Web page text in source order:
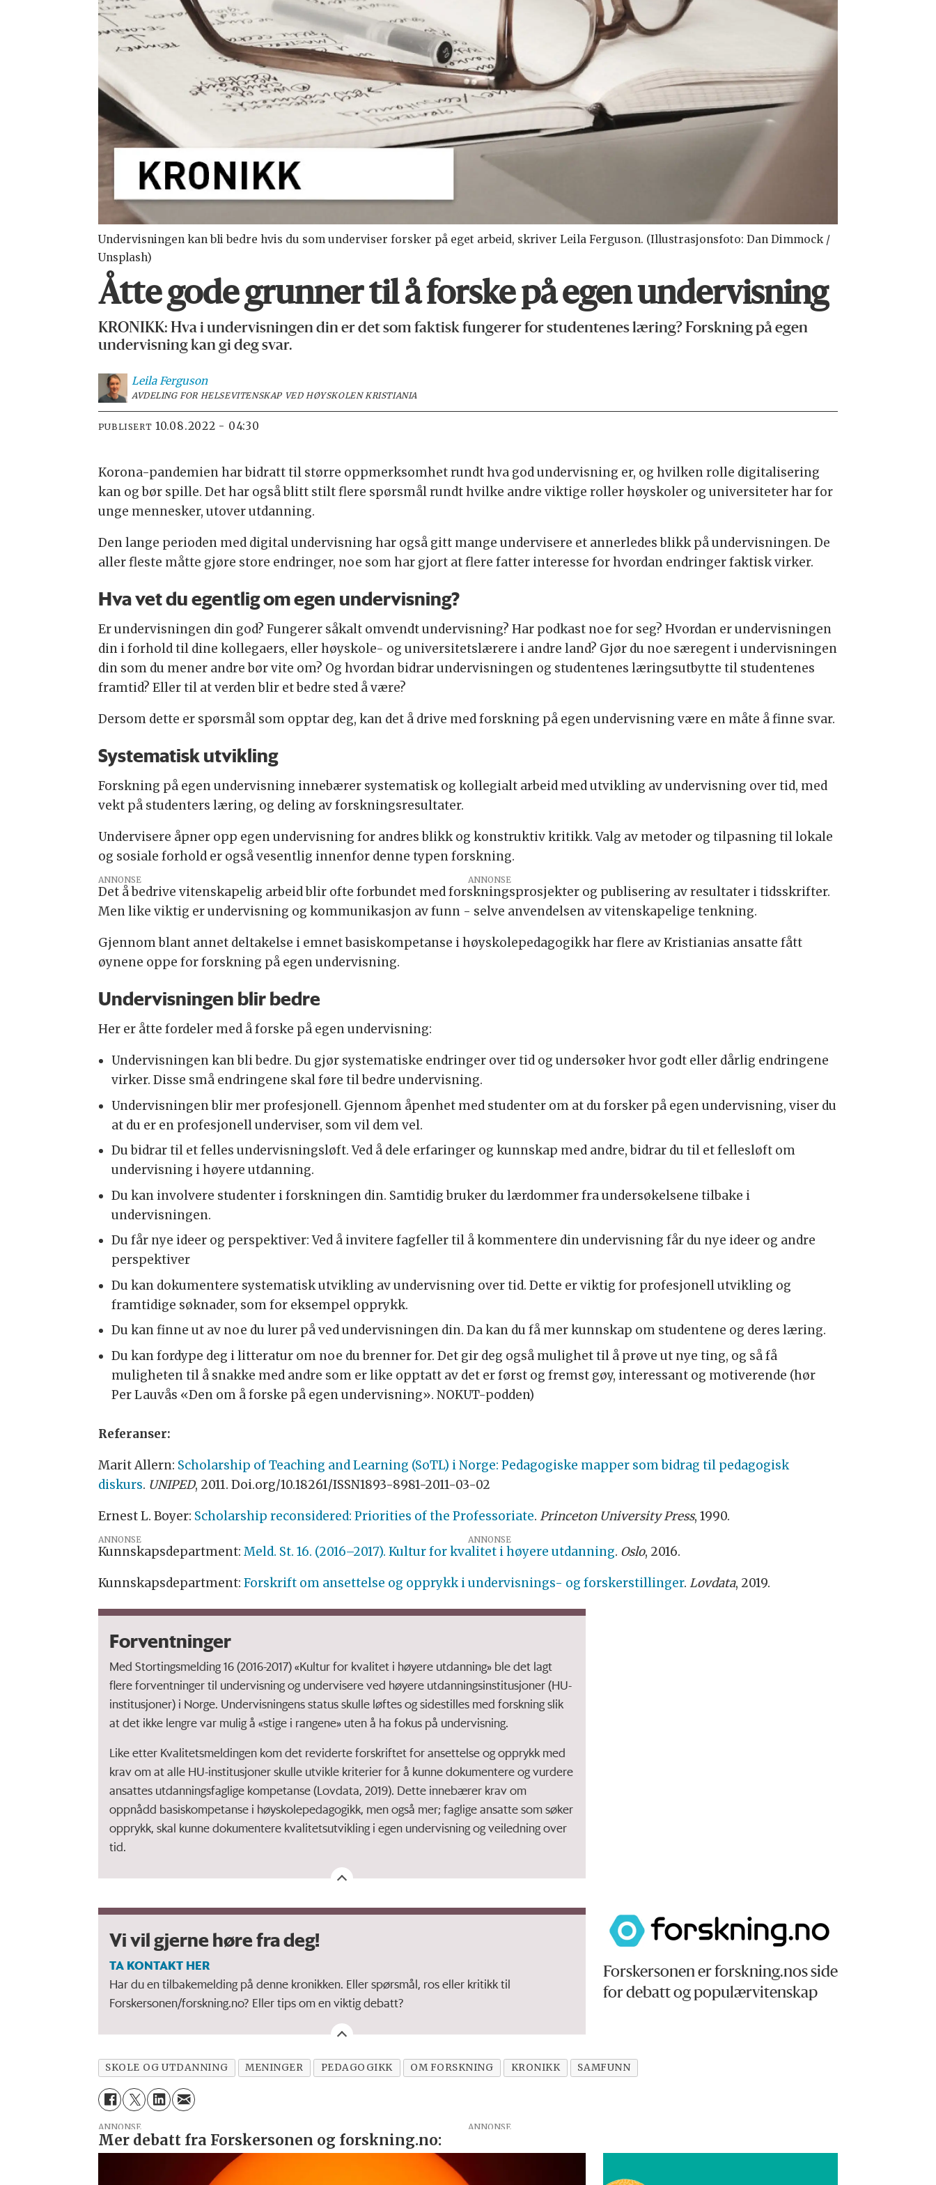
Undervisningen kan bli bedre hvis du som underviser forsker på eget arbeid, skriver Leila Ferguson. (Illustrasjonsfoto: Dan Dimmock /
Unsplash)
Åtte gode grunner til å forske på egen undervisning
KRONIKK: Hva i undervisningen din er det som faktisk fungerer for studentenes læring? Forskning på egen
undervisning kan gi deg svar.
Leila Ferguson
AVDELING FOR HELSEVITENSKAP VED HØYSKOLEN KRISTIANIA
PUBLISERT 10.08.2022 - 04:30
Korona-pandemien har bidratt til større oppmerksomhet rundt hva god undervisning er, og hvilken rolle digitalisering
kan og bør spille. Det har også blitt stilt flere spørsmål rundt hvilke andre viktige roller høyskoler og universiteter har for
unge mennesker, utover utdanning.
Den lange perioden med digital undervisning har også gitt mange undervisere et annerledes blikk på undervisningen. De
aller fleste måtte gjøre store endringer, noe som har gjort at flere fatter interesse for hvordan endringer faktisk virker.
Hva vet du egentlig om egen undervisning?
Er undervisningen din god? Fungerer såkalt omvendt undervisning? Har podkast noe for seg? Hvordan er undervisningen
din i forhold til dine kollegaers, eller høyskole- og universitetslærere i andre land? Gjør du noe særegent i undervisningen
din som du mener andre bør vite om? Og hvordan bidrar undervisningen og studentenes læringsutbytte til studentenes
framtid? Eller til at verden blir et bedre sted å være?
Dersom dette er spørsmål som opptar deg, kan det å drive med forskning på egen undervisning være en måte å finne svar.
Systematisk utvikling
Forskning på egen undervisning innebærer systematisk og kollegialt arbeid med utvikling av undervisning over tid, med
vekt på studenters læring, og deling av forskningsresultater.
Undervisere åpner opp egen undervisning for andres blikk og konstruktiv kritikk. Valg av metoder og tilpasning til lokale
og sosiale forhold er også vesentlig innenfor denne typen forskning.
ANNONSE
Det å bedrive vitenskapelig arbeid blir ofte forbundet med forskningsprosjekter og publisering av resultater i tidsskrifter.
Men like viktig er undervisning og kommunikasjon av funn - selve anvendelsen av vitenskapelige tenkning.
Gjennom blant annet deltakelse i emnet basiskompetanse i høyskolepedagogikk har flere av Kristianias ansatte fått
øynene oppe for forskning på egen undervisning.
Undervisningen blir bedre
Her er åtte fordeler med å forske på egen undervisning:
Undervisningen kan bli bedre. Du gjør systematiske endringer over tid og undersøker hvor godt eller dårlig endringene
virker. Disse små endringene skal føre til bedre undervisning.
Undervisningen blir mer profesjonell. Gjennom åpenhet med studenter om at du forsker på egen undervisning, viser du
at du er en profesjonell underviser, som vil dem vel.
Du bidrar til et felles undervisningsløft. Ved å dele erfaringer og kunnskap med andre, bidrar du til et fellesløft om
undervisning i høyere utdanning.
Du kan involvere studenter i forskningen din. Samtidig bruker du lærdommer fra undersøkelsene tilbake i
undervisningen.
Du får nye ideer og perspektiver: Ved å invitere fagfeller til å kommentere din undervisning får du nye ideer og andre
perspektiver
Du kan dokumentere systematisk utvikling av undervisning over tid. Dette er viktig for profesjonell utvikling og
framtidige søknader, som for eksempel opprykk.
Du kan finne ut av noe du lurer på ved undervisningen din. Da kan du få mer kunnskap om studentene og deres læring.
Du kan fordype deg i litteratur om noe du brenner for. Det gir deg også mulighet til å prøve ut nye ting, og så få
muligheten til å snakke med andre som er like opptatt av det er først og fremst gøy, interessant og motiverende (hør
Per Lauvås «Den om å forske på egen undervisning». NOKUT-podden)
Referanser:
Marit Allern: Scholarship of Teaching and Learning (SoTL) i Norge: Pedagogiske mapper som bidrag til pedagogisk
diskurs. UNIPED, 2011. Doi.org/10.18261/ISSN1893-8981-2011-03-02
Ernest L. Boyer: Scholarship reconsidered: Priorities of the Professoriate. Princeton University Press, 1990.
ANNONSE
Kunnskapsdepartment: Meld. St. 16. (2016–2017). Kultur for kvalitet i høyere utdanning. Oslo, 2016.
Kunnskapsdepartment: Forskrift om ansettelse og opprykk i undervisnings- og forskerstillinger. Lovdata, 2019.
Forventninger
Med Stortingsmelding 16 (2016-2017) «Kultur for kvalitet i høyere utdanning» ble det lagt
flere forventninger til undervisning og undervisere ved høyere utdanningsinstitusjoner (HU-
institusjoner) i Norge. Undervisningens status skulle løftes og sidestilles med forskning slik
at det ikke lengre var mulig å «stige i rangene» uten å ha fokus på undervisning.
Like etter Kvalitetsmeldingen kom det reviderte forskriftet for ansettelse og opprykk med
krav om at alle HU-institusjoner skulle utvikle kriterier for å kunne dokumentere og vurdere
ansattes utdanningsfaglige kompetanse (Lovdata, 2019). Dette innebærer krav om
oppnådd basiskompetanse i høyskolepedagogikk, men også mer; faglige ansatte som søker
opprykk, skal kunne dokumentere kvalitetsutvikling i egen undervisning og veiledning over
tid.
Vi vil gjerne høre fra deg!
TA KONTAKT HER
Har du en tilbakemelding på denne kronikken. Eller spørsmål, ros eller kritikk til
Forskersonen/forskning.no? Eller tips om en viktig debatt?
Forskersonen er forskning.nos side
for debatt og populærvitenskap
SKOLE OG UTDANNING MENINGER PEDAGOGIKK OM FORSKNING KRONIKK SAMFUNN
ANNONSE
Mer debatt fra Forskersonen og forskning.no: